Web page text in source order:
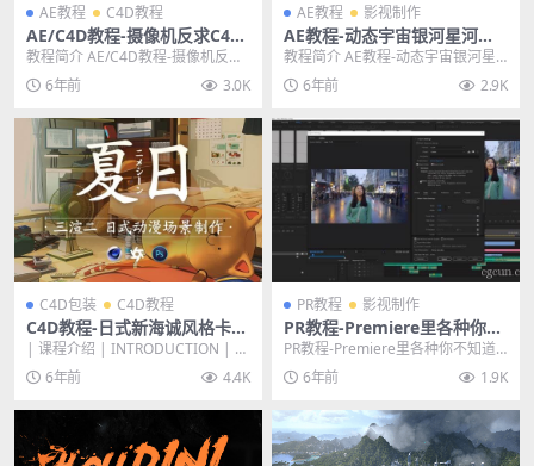
AE教程 C4D教程
AE/C4D教程-摄像机反求C4D
实景合成高级实用特效制作教
教程简介 AE/C4D教程-摄像机反求
C4D实景合成高级实用特效制作教
程 这一期...
6年前 3.0K
AE教程 影视制作
AE教程-动态宇宙银河星河粒
子效果AE制作教程
教程简介 AE教程-动态宇宙银河星
河粒子效果AE制作教程 本期我们将
学习如何使用...
6年前 2.9K
C4D包装 C4D教程
C4D教程-日式新海诚风格卡通
动漫场景制作《夏日》三渲二
【全流程】
| 课程介绍 | INTRODUCTION | 此
次课程主要以C4D的卡通材质为...
6年前 4.4K
PR教程 影视制作
PR教程-Premiere里各种你不
知道的实用小技巧秘传技
PR教程-Premiere里各种你不知道
的实用小技巧秘传技 视频源自：bili
b... 6年前 1.9K